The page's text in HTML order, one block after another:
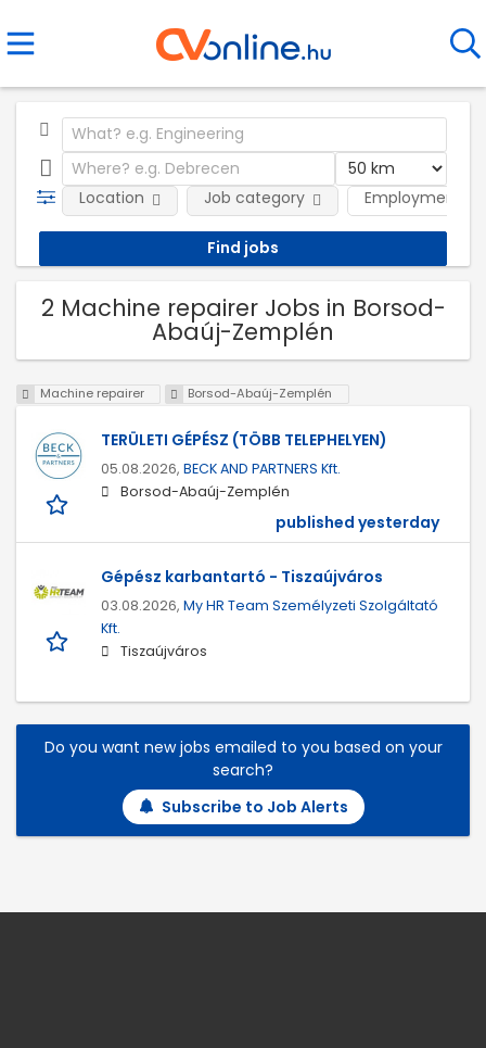
Employment
Location Job category
2 Machine repairer Jobs in Borsod-
Abaúj-Zemplén
Machine repairer Borsod-Abaúj-Zemplén
TERÜLETI GÉPÉSZ (TÖBB TELEPHELYEN)
05.08.2026, BECK AND PARTNERS Kft.
Borsod-Abaúj-Zemplén
published yesterday
Gépész karbantartó - Tiszaújváros
03.08.2026, My HR Team Személyzeti Szolgáltató
Kft.
Tiszaújváros
Do you want new jobs emailed to you based on your
search?
Subscribe to Job Alerts